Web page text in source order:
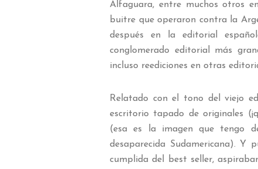
Alfaguara, entre muchos otros
buitre que operaron contra la
después en la editorial
conglomerado editorial más
incluso reediciones en otras
Relatado con el tono del viejo
escritorio tapado de originales
(esa es la imagen que tengo
desaparecida Sudamericana). Y
cumplida del best seller,